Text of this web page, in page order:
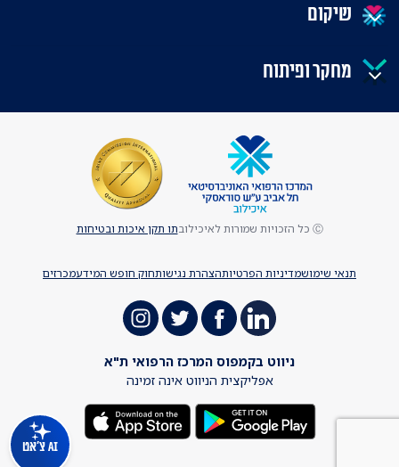
AI צ'אט
שיקום
מחקר ופיתוח
תנאי שימושמדיניות הפרטיותהצהרת נגישותחוק חופש המידעמכרזים
Ⓒ כל הזכויות שמורות לאיכילוב תו תקן איכות ובטיחות
ניווט בקמפוס המרכז הרפואי ת"א
אפליקצית הניווט אינה זמינה